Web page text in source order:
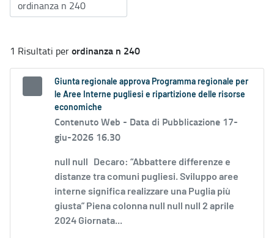
1 Risultati perordinanza n 240
Giunta regionale approva Programma regionale per
le Aree Interne pugliesi e ripartizione delle risorse
economiche
Contenuto Web - Data di Pubblicazione 17-
giu-2026 16.30
null null Decaro: “Abbattere differenze e
distanze tra comuni pugliesi. Sviluppo aree
interne significa realizzare una Puglia più
giusta” Piena colonna null null null 2 aprile
2024 Giornata...